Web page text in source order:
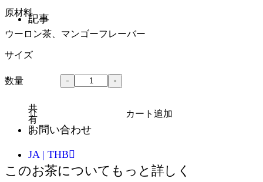
記事
お問い合わせ
JA | THB
原材料
ウーロン茶、マンゴーフレーバー
サイズ
数量
カート追加
共
有
このお茶についてもっと詳しく